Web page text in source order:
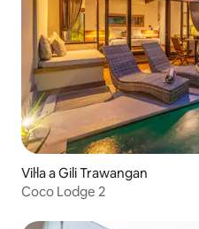
Vil·la a Gili Trawangan
Coco Lodge 2